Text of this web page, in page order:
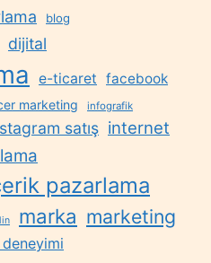
blog
dijital
e-ticaret facebook
marketing infografik
satış internet
pazarlama
marka marketing